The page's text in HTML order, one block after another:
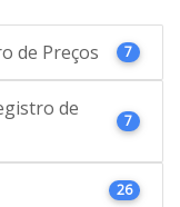
de Preços 7
de
7
26